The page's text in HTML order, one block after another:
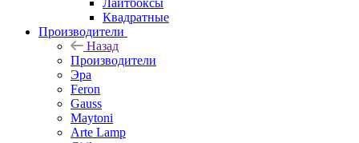
Лайтбоксы
Квадратные
Производители
Назад
Производители
Эра
Feron
Gauss
Maytoni
Arte Lamp